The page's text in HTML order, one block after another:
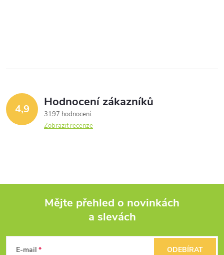
l
d
a
p
4,9 Hodnocení zákazníků
3197 hodnocení
Zobrazit recenze
Mějte přehled o novinkách
a slevách
E-mail ODEBÍRAT